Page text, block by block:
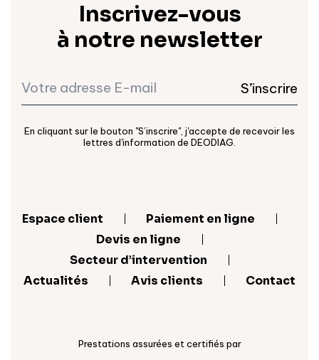
Inscrivez-vous
à notre newsletter
S’inscrire
En cliquant sur le bouton "S’inscrire", j'accepte de recevoir les
lettres d'information de DEODIAG.
Espace client
Paiement en ligne
Devis en ligne
Secteur d’intervention
Actualités
Avis clients Contact
Prestations assurées et certifiés par